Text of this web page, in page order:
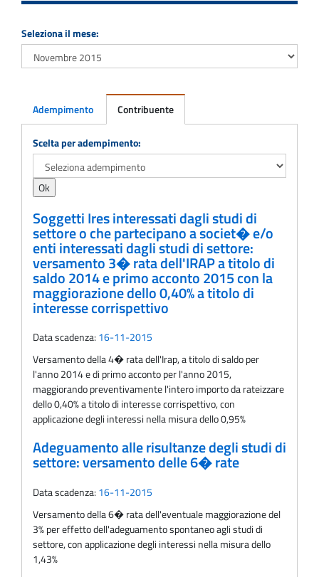
Seleziona il mese:
Adempimento Contribuente
Adempimento
Scelta per adempimento:
Soggetti Ires interessati dagli studi di
settore o che partecipano a societ� e/o
enti interessati dagli studi di settore:
versamento 3� rata dell'IRAP a titolo di
saldo 2014 e primo acconto 2015 con la
maggiorazione dello 0,40% a titolo di
interesse corrispettivo
Data scadenza: 16-11-2015
Versamento della 4� rata dell'Irap, a titolo di saldo per
l'anno 2014 e di primo acconto per l'anno 2015,
maggiorando preventivamente l'intero importo da rateizzare
dello 0,40% a titolo di interesse corrispettivo, con
applicazione degli interessi nella misura dello 0,95%
Adeguamento alle risultanze degli studi di
settore: versamento delle 6� rate
Data scadenza: 16-11-2015
Versamento della 6� rata dell'eventuale maggiorazione del
3% per effetto dell'adeguamento spontaneo agli studi di
settore, con applicazione degli interessi nella misura dello
1,43%